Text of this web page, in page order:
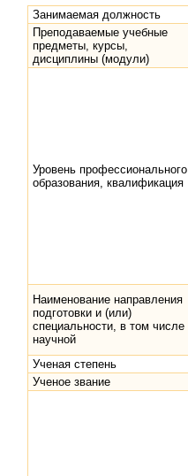
Занимаемая должность
Преподаваемые учебные
предметы, курсы,
дисциплины (модули)
Уровень профессионального
образования, квалификация
Наименование направления
подготовки и (или)
специальности, в том числе
научной
Ученая степень
Ученое звание